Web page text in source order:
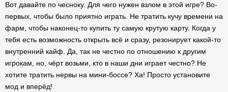
Вот давайте по чесноку. Для чего нужен взлом в этой игре? Во-
первых, чтобы было приятно играть. Не тратить кучу времени на
фарм, чтобы наконец-то купить ту самую крутую карту. Когда у
тебя есть возможность открыть всё и сразу, резонирует какой-то
внутренний кайф. Да, так не честно по отношению к другим
игрокам, но, чёрт возьми, кто в наши дни играет честно? Не
хотите тратить нервы на мини-боссе? Ха! Просто установите
мод и вперёд!